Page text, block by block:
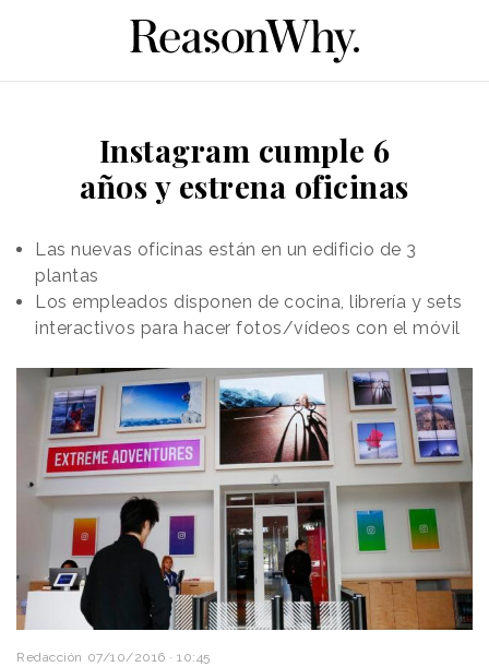
Instagram cumple 6
años y estrena oficinas
Las nuevas oficinas están en un edificio de 3
plantas
Los empleados disponen de cocina, librería y sets
interactivos para hacer fotos/vídeos con el móvil
Redacción 07/10/2016 · 10:45